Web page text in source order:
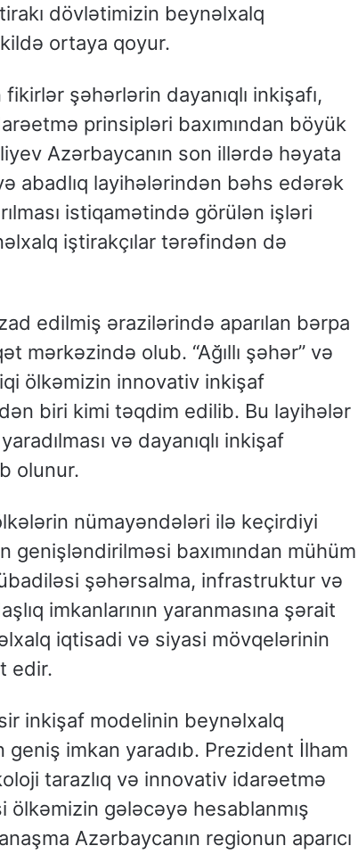
dövlətimizin beynəlxalq
ortaya qoyur.
şəhərlərin dayanıqlı inkişafı,
prinsipləri baxımından böyük
Azərbaycanın son illərdə həyata
abadlıq layihələrindən bəhs edərək
istiqamətində görülən işləri
iştirakçılar tərəfindən də
edilmiş ərazilərində aparılan bərpa
mərkəzində olub. “Ağıllı şəhər” və
ölkəmizin innovativ inkişaf
biri kimi təqdim edilib. Bu layihələr
və dayanıqlı inkişaf
olunur.
nümayəndələri ilə keçirdiyi
genişləndirilməsi baxımından mühüm
şəhərsalma, infrastruktur və
imkanlarının yaranmasına şərait
iqtisadi və siyasi mövqelərinin
edir.
inkişaf modelinin beynəlxalq
imkan yaradıb. Prezident İlham
tarazlıq və innovativ idarəetmə
gələcəyə hesablanmış
Azərbaycanın regionun aparıcı